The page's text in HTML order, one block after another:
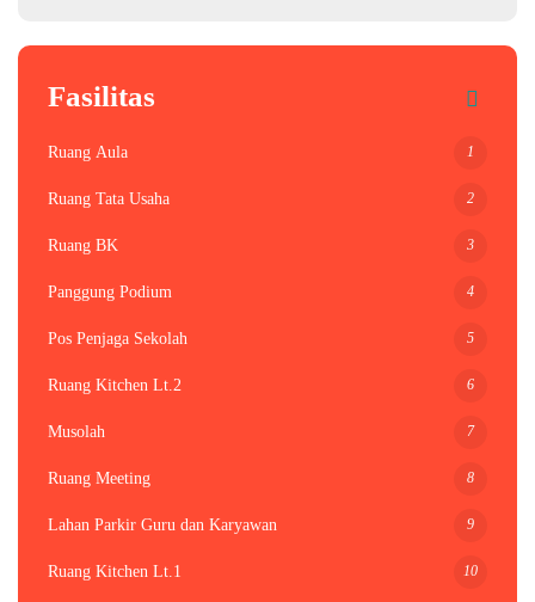
Fasilitas
Ruang Aula 1
Ruang Tata Usaha 2
Ruang BK 3
Panggung Podium 4
Pos Penjaga Sekolah 5
Ruang Kitchen Lt.2 6
Musolah 7
Ruang Meeting 8
Lahan Parkir Guru dan Karyawan 9
Ruang Kitchen Lt.1 10